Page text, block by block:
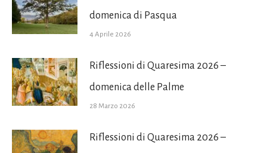
domenica di Pasqua
4 Aprile 2026
Riflessioni di Quaresima 2026 –
domenica delle Palme
28 Marzo 2026
Riflessioni di Quaresima 2026 –